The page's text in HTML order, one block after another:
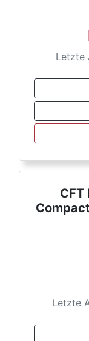
Letzte
CFT
Letzte